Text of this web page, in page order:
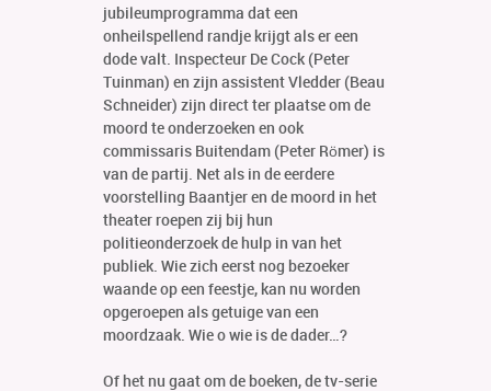
jubileumprogramma dat een
onheilspellend randje krijgt als er een
dode valt. Inspecteur De Cock (Peter
Tuinman) en zijn assistent Vledder (Beau
Schneider) zijn direct ter plaatse om de
moord te onderzoeken en ook
commissaris Buitendam (Peter Römer) is
van de partij. Net als in de eerdere
voorstelling Baantjer en de moord in het
theater roepen zij bij hun
politieonderzoek de hulp in van het
publiek. Wie zich eerst nog bezoeker
waande op een feestje, kan nu worden
opgeroepen als getuige van een
moordzaak. Wie o wie is de dader…?
Of het nu gaat om de boeken, de tv-serie